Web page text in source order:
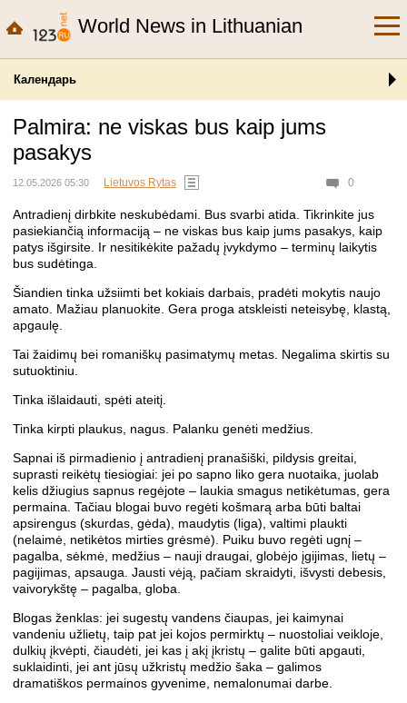
World News in Lithuanian
Календарь
Palmira: ne viskas bus kaip jums
pasakys
0
12.05.2026 05:30 Lietuvos Rytas
Antradienį dirbkite neskubėdami. Bus svarbi atida. Tikrinkite jus
pasiekiančią informaciją – ne viskas bus kaip jums pasakys, kaip
patys išgirsite. Ir nesitikėkite pažadų įvykdymo – terminų laikytis
bus sudėtinga.
Šiandien tinka užsiimti bet kokiais darbais, pradėti mokytis naujo
amato. Mažiau planuokite. Gera proga atskleisti neteisybę, klastą,
apgaulę.
Tai žaidimų bei romaniškų pasimatymų metas. Negalima skirtis su
sutuoktiniu.
Tinka išlaidauti, spėti ateitį.
Tinka kirpti plaukus, nagus. Palanku genėti medžius.
Sapnai iš pirmadienio į antradienį pranašiški, pildysis greitai,
suprasti reikėtų tiesiogiai: jei po sapno liko gera nuotaika, juolab
kelis džiugius sapnus regėjote – laukia smagus netikėtumas, gera
permaina. Tačiau blogai buvo regėti košmarą arba būti baltai
apsirengus (skurdas, gėda), maudytis (liga), valtimi plaukti
(nelaimė, netikėtos mirties grėsmė). Puiku buvo regėti ugnį –
pagalba, sėkmė, medžius – nauji draugai, globėjo įgijimas, lietų –
pagijimas, apsauga. Jausti vėją, pačiam skraidyti, išvysti debesis,
vaivorykštę – pagalba, globa.
Blogas ženklas: jei sugestų vandens čiaupas, jei kaimynai
vandeniu užlietų, taip pat jei kojos permirktų – nuostoliai veikloje,
dulkių įkvėpti, čiaudėti, jei kas į akį įkristų – galite būti apgauti,
suklaidinti, jei ant jūsų užkristų medžio šaka – galimos
dramatiškos permainos gyvenime, nemalonumai darbe.